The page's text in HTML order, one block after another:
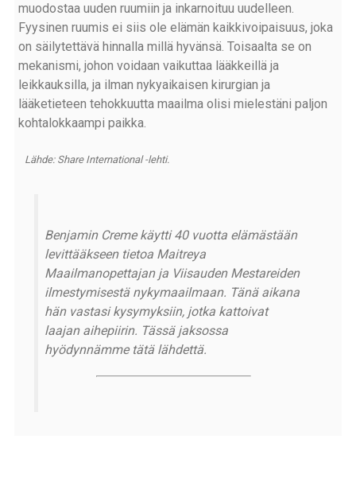
muodostaa uuden ruumiin ja inkarnoituu uudelleen.
Fyysinen ruumis ei siis ole elämän kaikkivoipaisuus, joka
on säilytettävä hinnalla millä hyvänsä. Toisaalta se on
mekanismi, johon voidaan vaikuttaa lääkkeillä ja
leikkauksilla, ja ilman nykyaikaisen kirurgian ja
lääketieteen tehokkuutta maailma olisi mielestäni paljon
kohtalokkaampi paikka.
Lähde: Share International -lehti.
Benjamin Creme käytti 40 vuotta elämästään
levittääkseen tietoa Maitreya
Maailmanopettajan ja Viisauden Mestareiden
ilmestymisestä nykymaailmaan. Tänä aikana
hän vastasi kysymyksiin, jotka kattoivat
laajan aihepiirin. Tässä jaksossa
hyödynnämme tätä lähdettä.